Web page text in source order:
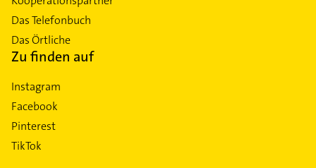
Das Telefonbuch
Das Örtliche
Zu finden auf
Instagram
Facebook
Pinterest
TikTok